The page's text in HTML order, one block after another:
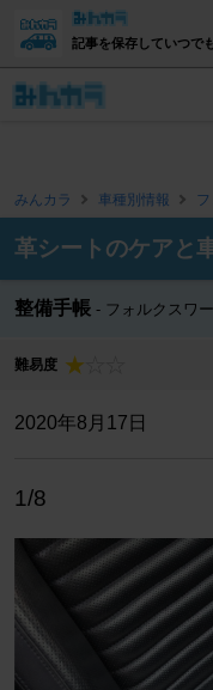
記事を保存していつで
みんカラ 車種別情報
革シートのケアと
整備手帳 フォルクスワ
難易度
2020年8月17日
1/8